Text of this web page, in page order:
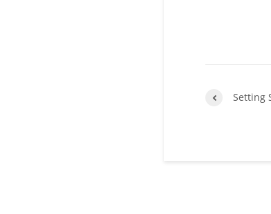
Setting